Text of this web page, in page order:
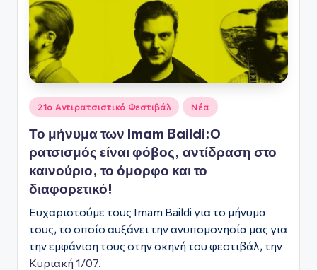
ό
Φ
ε
σ
τι
β
ά
λ
Α
θ
ή
Αναρτήθηκε
σε
21ο Αντιρατσιστικό Φεστιβάλ Νέα
Το μήνυμα των Imam Baildi:Ο
ρατσισμός είναι φόβος, αντίδραση στο
καινούριο, το όμορφο και το
διαφορετικό!
Ευχαριστούμε τους Imam Baildi για το μήνυμα
τους, το οποίο αυξάνει την ανυπομονησία μας για
την εμφάνιση τους στην σκηνή του φεστιβάλ, την
Κυριακή 1/07